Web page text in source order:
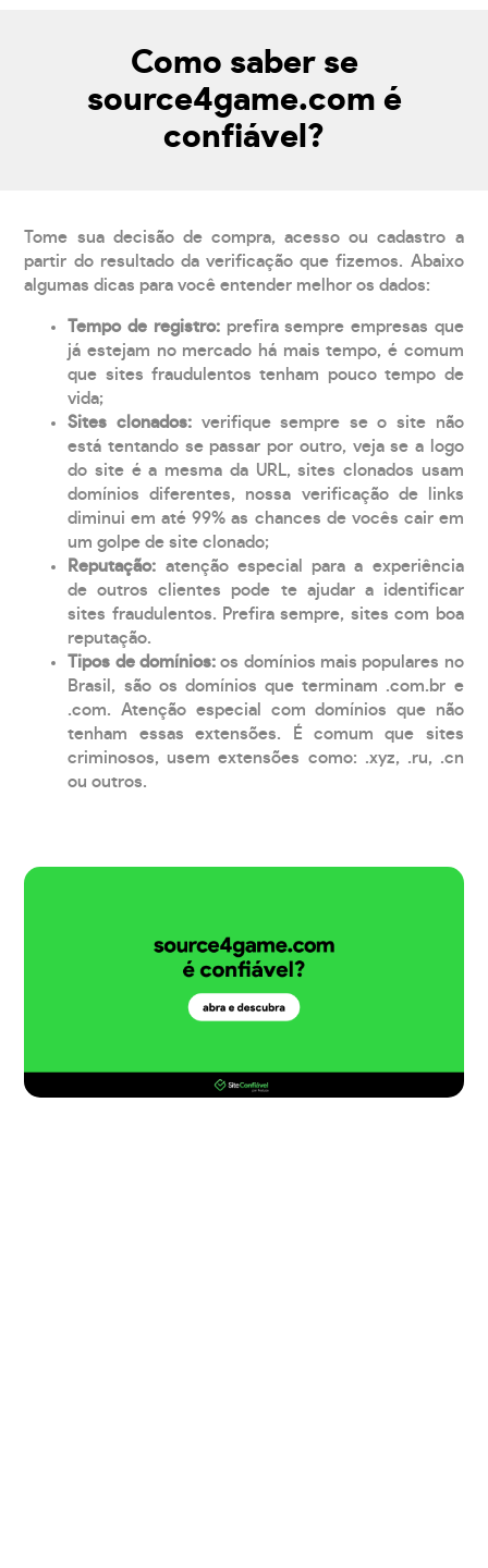
Como saber se
source4game.com é
confiável?
Tome sua decisão de compra, acesso ou cadastro a
partir do resultado da verificação que fizemos. Abaixo
algumas dicas para você entender melhor os dados:
Tempo de registro: prefira sempre empresas que
já estejam no mercado há mais tempo, é comum
que sites fraudulentos tenham pouco tempo de
vida;
Sites clonados: verifique sempre se o site não
está tentando se passar por outro, veja se a logo
do site é a mesma da URL, sites clonados usam
domínios diferentes, nossa verificação de links
diminui em até 99% as chances de vocês cair em
um golpe de site clonado;
Reputação: atenção especial para a experiência
de outros clientes pode te ajudar a identificar
sites fraudulentos. Prefira sempre, sites com boa
reputação.
Tipos de domínios:os domínios mais populares no
Brasil, são os domínios que terminam .com.br e
.com. Atenção especial com domínios que não
tenham essas extensões. É comum que sites
criminosos, usem extensões como: .xyz, .ru, .cn
ou outros.